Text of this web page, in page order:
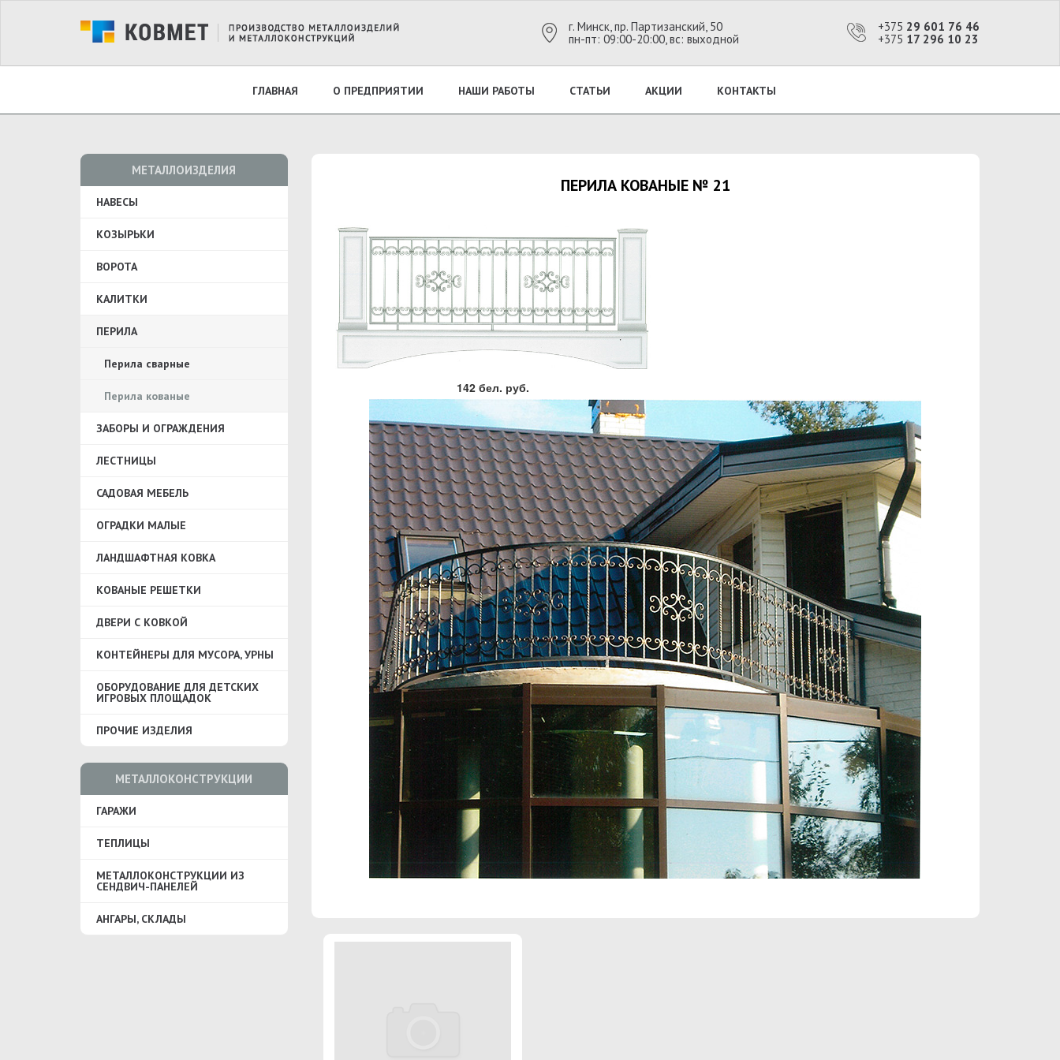
г. Минск, пр. Партизанский, 50
пн-пт: 09:00-20:00, вс: выходной
+375 29 601 76 46
+375 17 296 10 23
ГЛАВНАЯ О ПРЕДПРИЯТИИ НАШИ РАБОТЫ СТАТЬИ АКЦИИ КОНТАКТЫ
МЕТАЛЛОИЗДЕЛИЯ
НАВЕСЫ
КОЗЫРЬКИ
ВОРОТА
КАЛИТКИ
ПЕРИЛА
Перила сварные
Перила кованые
ЗАБОРЫ И ОГРАЖДЕНИЯ
ЛЕСТНИЦЫ
САДОВАЯ МЕБЕЛЬ
ОГРАДКИ МАЛЫЕ
ЛАНДШАФТНАЯ КОВКА
КОВАНЫЕ РЕШЕТКИ
ДВЕРИ С КОВКОЙ
КОНТЕЙНЕРЫ ДЛЯ МУСОРА, УРНЫ
ОБОРУДОВАНИЕ ДЛЯ ДЕТСКИХ
ИГРОВЫХ ПЛОЩАДОК
ПРОЧИЕ ИЗДЕЛИЯ
МЕТАЛЛОКОНСТРУКЦИИ
ГАРАЖИ
ТЕПЛИЦЫ
МЕТАЛЛОКОНСТРУКЦИИ ИЗ
СЕНДВИЧ-ПАНЕЛЕЙ
АНГАРЫ, СКЛАДЫ
ПЕРИЛА КОВАНЫЕ № 21
142 бел. руб.